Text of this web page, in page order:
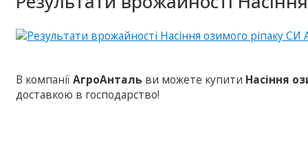
В компаніїАгроАнталь ви можете купити Насіння
доставкою в господарство!